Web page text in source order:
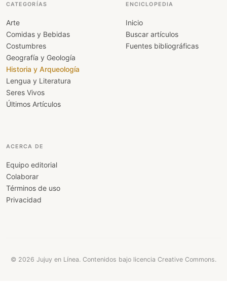
CATEGORÍAS
Arte
Comidas y Bebidas
Costumbres
Geografía y Geología
Historia y Arqueología
Lengua y Literatura
Seres Vivos
Últimos Artículos
ENCICLOPEDIA
Inicio
Buscar artículos
Fuentes bibliográficas
ACERCA DE
Equipo editorial
Colaborar
Términos de uso
Privacidad
© 2026 Jujuy en Línea. Contenidos bajo licencia Creative Commons.